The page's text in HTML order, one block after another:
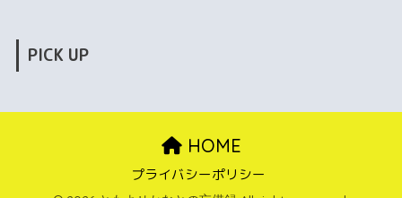
PICK UP
HOME
プライバシーポリシー